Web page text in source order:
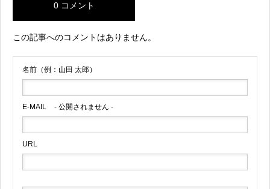
0 コメント
この記事へのコメントはありません。
名前（例：山田 太郎）
E-MAIL - 公開されません -
URL